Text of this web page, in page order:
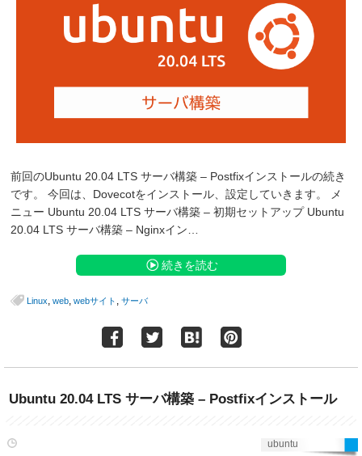
前回のUbuntu 20.04 LTS サーバ構築 – Postfixインストールの続き
です。 今回は、Dovecotをインストール、設定していきます。 メ
ニュー Ubuntu 20.04 LTS サーバ構築 – 初期セットアップ Ubuntu
20.04 LTS サーバ構築 – Nginxイン…
続きを読む
Linux web webサイト サーバ
Ubuntu 20.04 LTS サーバ構築 – Postfixインストール
ubuntu